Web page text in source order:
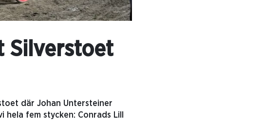
Silverstoet
där Johan Untersteiner
fem stycken: Conrads Lill